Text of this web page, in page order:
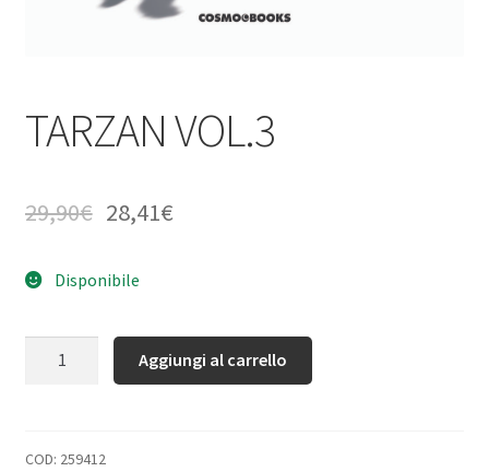
TARZAN VOL.3
29,90€ 28,41€
Disponibile
Aggiungi al carrello
COD: 259412